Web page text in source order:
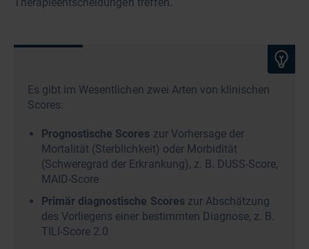
Es gibt im Wesentlichen zwei Arten von klinischen
Scores:
Prognostische Scores zur Vorhersage der
Mortalität (Sterblichkeit) oder Morbidität
(Schweregrad der Erkrankung), z. B. DUSS-Score,
MAID-Score
Primär diagnostische Scores zur Abschätzung
des Vorliegens einer bestimmten Diagnose, z. B.
TILI-Score 2.0